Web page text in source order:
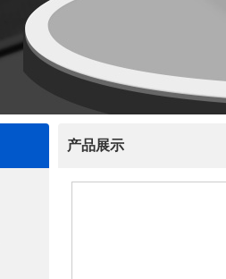
产品展示